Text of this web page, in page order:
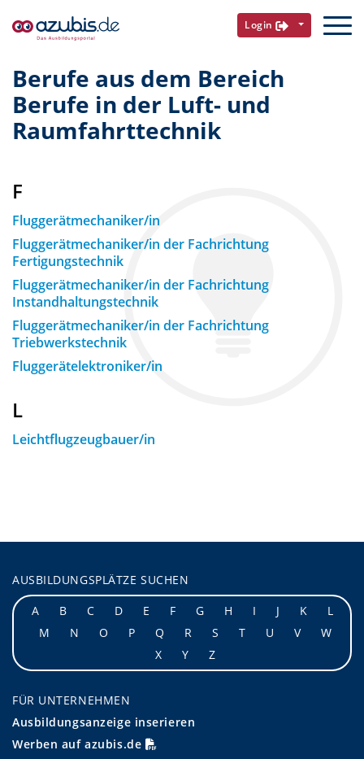
Login
Berufe aus dem Bereich
Berufe in der Luft- und
Raumfahrttechnik
F
Fluggerätmechaniker/in
Fluggerätmechaniker/in der Fachrichtung
Fertigungstechnik
Fluggerätmechaniker/in der Fachrichtung
Instandhaltungstechnik
Fluggerätmechaniker/in der Fachrichtung
Triebwerkstechnik
Fluggerätelektroniker/in
L
Leichtflugzeugbauer/in
AUSBILDUNGSPLÄTZE SUCHEN
A
B C D E F G H I J K
L
M
N O P Q R S T U V
W
X
Y Z
FÜR UNTERNEHMEN
Ausbildungsanzeige inserieren
Werben auf azubis.de